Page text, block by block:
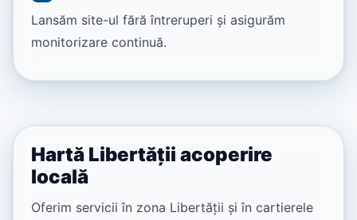
Lansăm site-ul fără întreruperi și asigurăm
monitorizare continuă.
Hartă Libertății acoperire
locală
Oferim servicii în zona Libertății și în cartierele